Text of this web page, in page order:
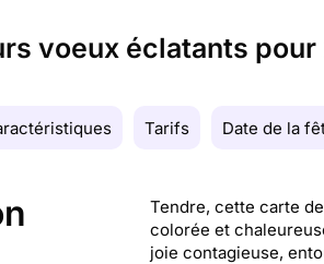
voeux éclatants
Tarifs Date de la
Tendre, cette carte
colorée et
joie contagieuse,